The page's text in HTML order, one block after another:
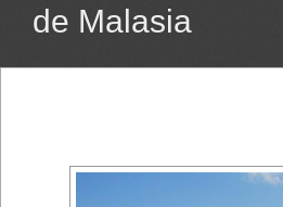
de Malasia